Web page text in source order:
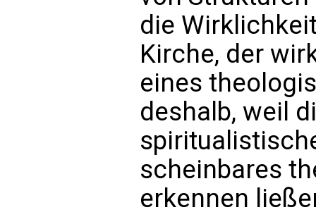
die
Kirche, der
eines
deshalb, weil
scheinbares
erkennen